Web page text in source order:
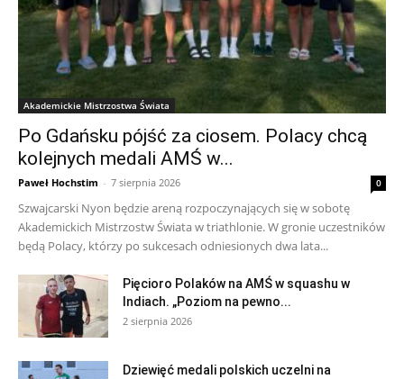
Akademickie Mistrzostwa Świata
Po Gdańsku pójść za ciosem. Polacy chcą
kolejnych medali AMŚ w...
Paweł Hochstim - 7 sierpnia 2026 0
Szwajcarski Nyon będzie areną rozpoczynających się w sobotę
Akademickich Mistrzostw Świata w triathlonie. W gronie uczestników
będą Polacy, którzy po sukcesach odniesionych dwa lata...
Pięcioro Polaków na AMŚ w squashu w
Indiach. „Poziom na pewno...
2 sierpnia 2026
Dziewięć medali polskich uczelni na